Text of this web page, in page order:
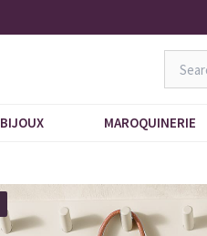
BIJOUX MAROQUINERIE